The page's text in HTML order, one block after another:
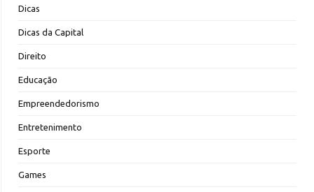
Dicas
Dicas da Capital
Direito
Educação
Empreendedorismo
Entretenimento
Esporte
Games